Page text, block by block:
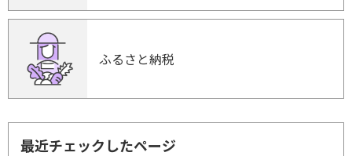
ふるさと納税
最近チェックしたページ